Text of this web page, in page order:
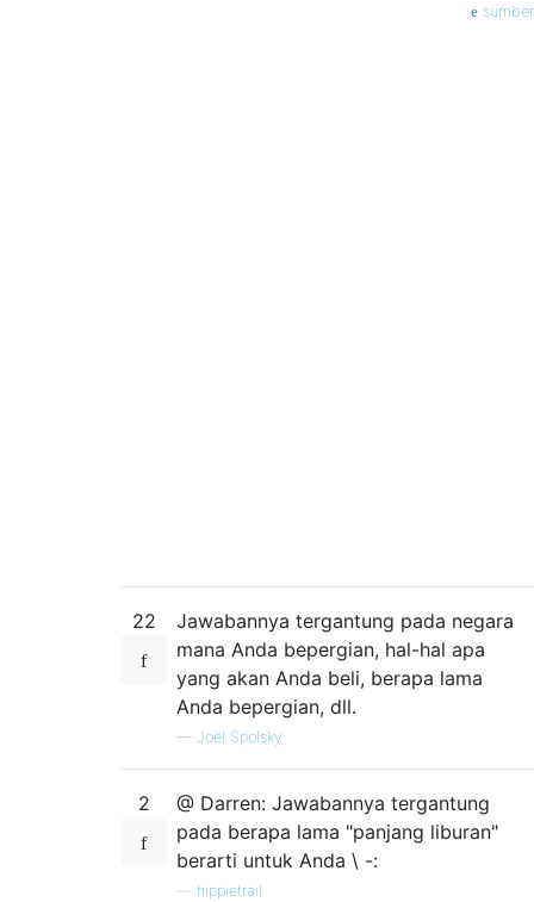
sumber
22
Jawabannya tergantung pada negara
mana Anda bepergian, hal-hal apa
yang akan Anda beli, berapa lama
Anda bepergian, dll.
— Joel Spolsky
2
@ Darren: Jawabannya tergantung
pada berapa lama "panjang liburan"
berarti untuk Anda \ -:
hippietrail